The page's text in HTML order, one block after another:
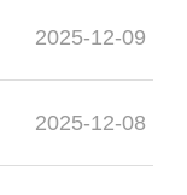
2025-12-09
2025-12-08